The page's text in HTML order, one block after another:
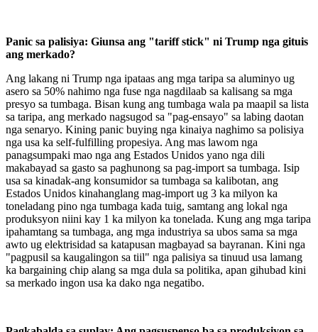
Panic sa palisiya: Giunsa ang "tariff stick" ni Trump nga gituis
ang merkado?
Ang lakang ni Trump nga ipataas ang mga taripa sa aluminyo ug
asero sa 50% nahimo nga fuse nga nagdilaab sa kalisang sa mga
presyo sa tumbaga. Bisan kung ang tumbaga wala pa maapil sa lista
sa taripa, ang merkado nagsugod sa "pag-ensayo" sa labing daotan
nga senaryo. Kining panic buying nga kinaiya naghimo sa polisiya
nga usa ka self-fulfilling propesiya. Ang mas lawom nga
panagsumpaki mao nga ang Estados Unidos yano nga dili
makabayad sa gasto sa paghunong sa pag-import sa tumbaga. Isip
usa sa kinadak-ang konsumidor sa tumbaga sa kalibotan, ang
Estados Unidos kinahanglang mag-import ug 3 ka milyon ka
toneladang pino nga tumbaga kada tuig, samtang ang lokal nga
produksyon niini kay 1 ka milyon ka tonelada. Kung ang mga taripa
ipahamtang sa tumbaga, ang mga industriya sa ubos sama sa mga
awto ug elektrisidad sa katapusan magbayad sa bayranan. Kini nga
"pagpusil sa kaugalingon sa tiil" nga palisiya sa tinuud usa lamang
ka bargaining chip alang sa mga dula sa politika, apan gihubad kini
sa merkado ingon usa ka dako nga negatibo.